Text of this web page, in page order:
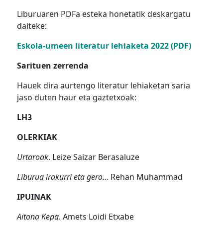
Liburuaren PDFa esteka honetatik deskargatu
daiteke:
Eskola-umeen literatur lehiaketa 2022 (PDF)
Sarituen zerrenda
Hauek dira aurtengo literatur lehiaketan saria
jaso duten haur eta gaztetxoak:
LH3
OLERKIAK
Urtaroak. Leize Saizar Berasaluze
Liburua irakurri eta gero… Rehan Muhammad
IPUINAK
Aitona Kepa. Amets Loidi Etxabe